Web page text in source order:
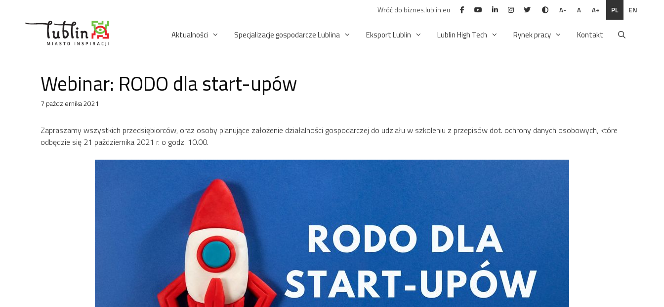
Wróć do biznes.lublin.eu A- A A+ PL EN
Aktualności Specjalizacje gospodarcze Lublina Eksport Lublin Lublin High Tech Rynek pracy Kontakt
Webinar: RODO dla start-upów
7 października 2021
Zapraszamy wszystkich przedsiębiorców, oraz osoby planujące założenie działalności gospodarczej do udziału w szkoleniu z przepisów dot. ochrony danych osobowych, które
odbędzie się 21 października 2021 r. o godz. 10.00.